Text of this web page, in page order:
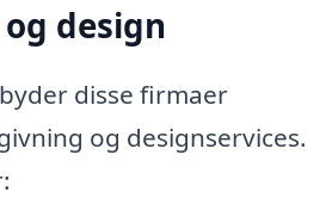
design
disse firmaer
og designservices.